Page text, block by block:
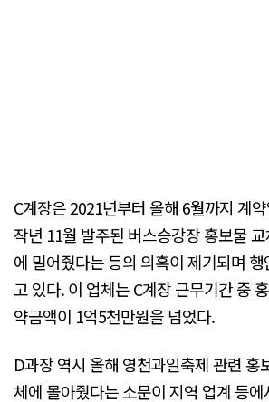
C계장은 2021년부터 올해 6월까지 계
작년 11월 발주된 버스승강장 홍보물
에 밀어줬다는 등의 의혹이 제기되며
고 있다. 이 업체는 C계장 근무기간 중
약금액이 1억5천만원을 넘었다.
D과장 역시 올해 영천과일축제 관련 홍
체에 몰아줬다는 소문이 지역 업계 등